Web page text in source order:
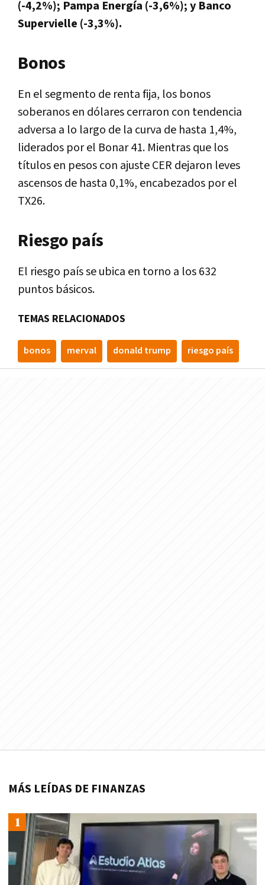
(-4,2%); Pampa Energía (-3,6%); y Banco
Supervielle (-3,3%).
Bonos
En el segmento de renta fija, los bonos
soberanos en dólares cerraron con tendencia
adversa a lo largo de la curva de hasta 1,4%,
liderados por el Bonar 41. Mientras que los
títulos en pesos con ajuste CER dejaron leves
ascensos de hasta 0,1%, encabezados por el
TX26.
Riesgo país
El riesgo país se ubica en torno a los 632
puntos básicos.
TEMAS RELACIONADOS
bonos merval donald trump riesgo país
MÁS LEÍDAS DE FINANZAS